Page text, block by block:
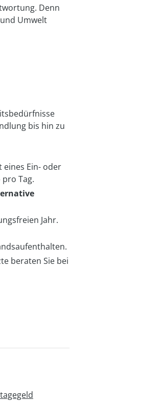
Denn
Umwelt
bis hin zu
Ein- oder
Tag.
Jahr.
beraten Sie bei